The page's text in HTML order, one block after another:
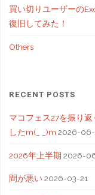
買い切りユーザーの
復旧してみた！
Others
RECENT POSTS
マコフェス27を振り
したm(_ _)m 2026-06-
2026年上半期 2026-
間が悪い 2026-03-21